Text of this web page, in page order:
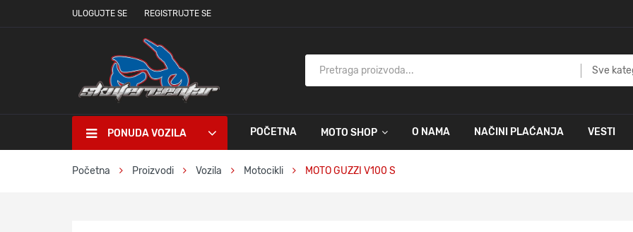
ULOGUJTE SE REGISTRUJTE SE
Sve
PONUDA VOZILA POČETNA MOTO SHOP O NAMA NAČINI PLAĆANJA VESTI
Početna Proizvodi Vozila Motocikli MOTO GUZZI V100 S